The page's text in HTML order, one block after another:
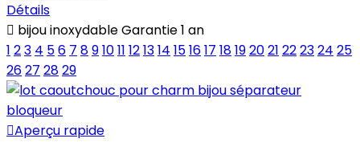
Détails
 bijou inoxydable Garantie 1 an
1 23 4 56 7 891011 121314 151617 18192021 222324 25
2627 2829
Aperçu rapide